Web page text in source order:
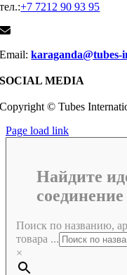
тел.:+7 7212 90 93 95
Email:karaganda@tubes-
SOCIAL MEDIA
Copyright © Tubes
Page load link
Найдите
Поиск по названию,
товара ...
×